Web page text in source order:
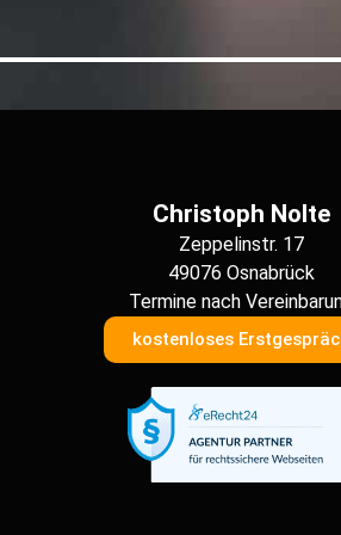
Christoph Nolte
Zeppelinstr. 17
49076 Osnabrück
Termine nach
kostenloses